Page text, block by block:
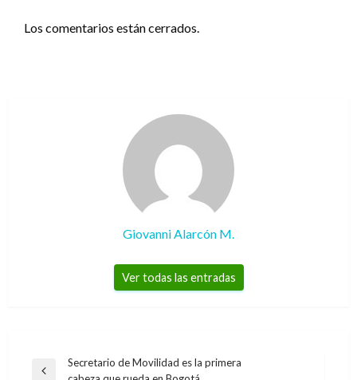
Los comentarios están cerrados.
Giovanni Alarcón M.
Ver todas las entradas
Navegación
Entrada
Secretario de Movilidad es la primera